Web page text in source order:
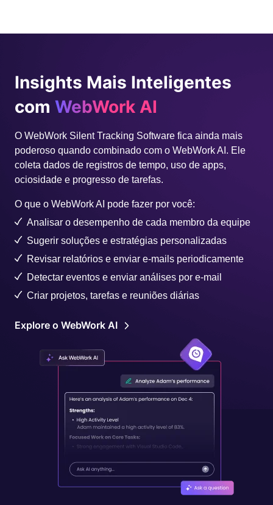
Insights Mais Inteligentes
com WebWork AI
O WebWork Silent Tracking Software fica ainda mais
poderoso quando combinado com o WebWork AI. Ele
coleta dados de registros de tempo, uso de apps,
ociosidade e progresso de tarefas.
O que o WebWork AI pode fazer por você:
Analisar o desempenho de cada membro da equipe
Sugerir soluções e estratégias personalizadas
Revisar relatórios e enviar e-mails periodicamente
Detectar eventos e enviar análises por e-mail
Criar projetos, tarefas e reuniões diárias
Explore o WebWork AI